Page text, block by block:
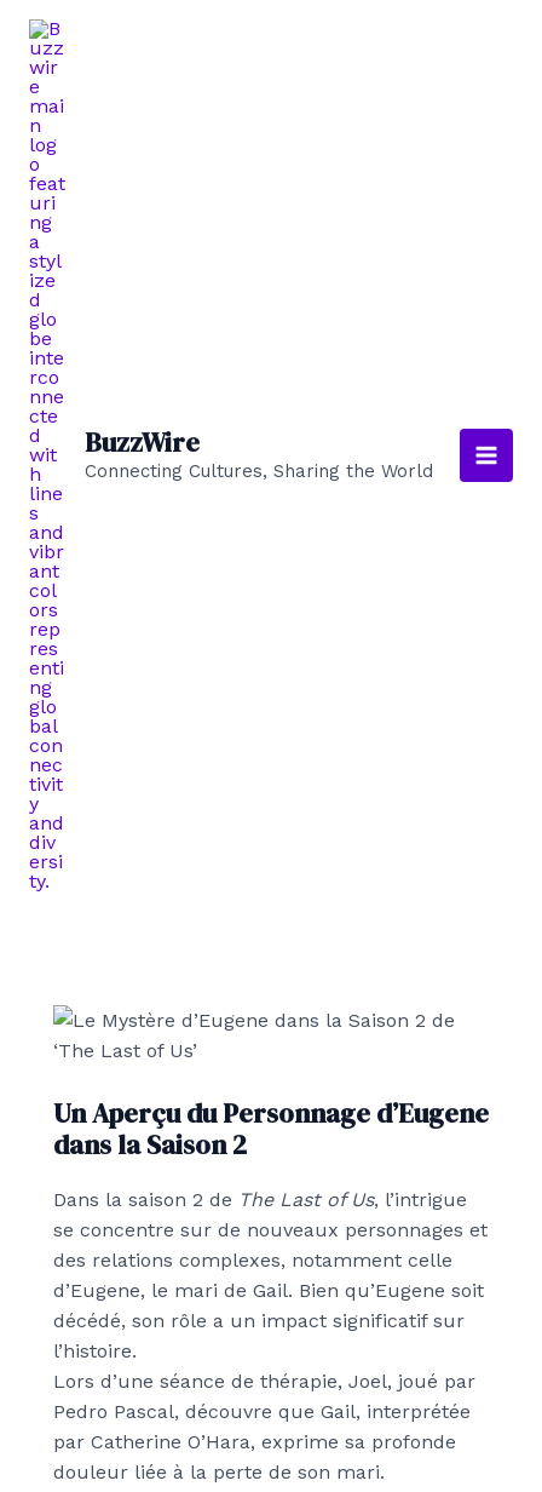
Aller
contenu
BuzzWire
Connecting Cultures, Sharing the World
Main
Un Aperçu du Personnage d’Eugene
dans la Saison 2
Dans la saison 2 de The Last of Us, l’intrigue
se concentre sur de nouveaux personnages et
des relations complexes, notamment celle
d’Eugene, le mari de Gail. Bien qu’Eugene soit
décédé, son rôle a un impact significatif sur
l’histoire.
Lors d’une séance de thérapie, Joel, joué par
Pedro Pascal, découvre que Gail, interprétée
par Catherine O’Hara, exprime sa profonde
douleur liée à la perte de son mari.